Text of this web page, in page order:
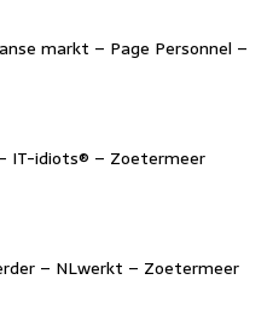
markt – Page Personnel –
IT-idiots® – Zoetermeer
– NLwerkt – Zoetermeer